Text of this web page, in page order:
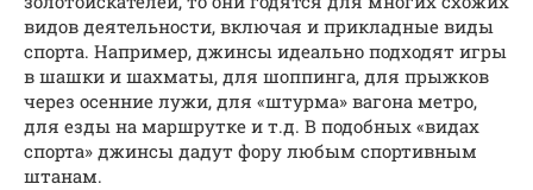
видов деятельности, включая и прикладные виды
спорта. Например, джинсы идеально подходят игры
в шашки и шахматы, для шоппинга, для прыжков
через осенние лужи, для «штурма» вагона метро,
для езды на маршрутке и т.д. В подобных «видах
спорта» джинсы дадут фору любым спортивным
штанам.